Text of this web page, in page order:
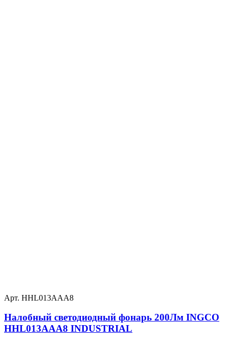
Арт. HHL013AAA8
Налобный светодиодный фонарь 200Лм INGCO
HHL013AAA8 INDUSTRIAL